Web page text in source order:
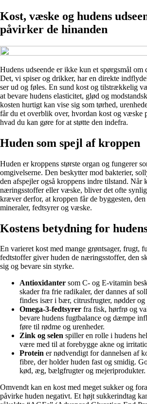
Kost, væske og hudens
påvirker de hinanden
Hudens udseende er ikke kun et spørgsmål om
Det, vi spiser og drikker, har en direkte
ser ud og føles. En sund kost og tilstrækkelig
at bevare hudens elasticitet, glød og
kosten hurtigt kan vise sig som tørhed,
får du et overblik over, hvordan kost og væske
hvad du kan gøre for at støtte den indefra.
Huden som spejl af kroppen
Huden er kroppens største organ og fungerer
omgivelserne. Den beskytter mod bakterier,
den afspejler også kroppens indre tilstand. Når
næringsstoffer eller væske, bliver det ofte
kræver derfor, at kroppen får de byggesten,
mineraler, fedtsyrer og væske.
Kostens betydning for
En varieret kost med mange grøntsager, frugt,
fedtstoffer giver huden de næringsstoffer, den
sig og bevare sin styrke.
Antioxidanter som C- og E-vitamin
skader fra frie radikaler, der dannes af
findes især i bær, citrusfrugter, nødder og
Omega-3-fedtsyrer fra fisk, hørfrø og
bevare hudens fugtbalance og dæmpe
føre til rødme og urenheder.
Zink og selen spiller en rolle i hudens
være med til at forebygge akne og
Protein er nødvendigt for dannelsen af
fibre, der holder huden fast og smidig.
kød, æg, bælgfrugter og mejeriprodukter.
Omvendt kan en kost med meget sukker og
påvirke huden negativt. Et højt sukkerindtag